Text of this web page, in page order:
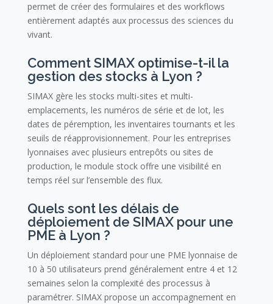
permet de créer des formulaires et des workflows
entièrement adaptés aux processus des sciences du
vivant.
Comment SIMAX optimise-t-il la
gestion des stocks à Lyon ?
SIMAX gère les stocks multi-sites et multi-
emplacements, les numéros de série et de lot, les
dates de péremption, les inventaires tournants et les
seuils de réapprovisionnement. Pour les entreprises
lyonnaises avec plusieurs entrepôts ou sites de
production, le module stock offre une visibilité en
temps réel sur l’ensemble des flux.
Quels sont les délais de
déploiement de SIMAX pour une
PME à Lyon ?
Un déploiement standard pour une PME lyonnaise de
10 à 50 utilisateurs prend généralement entre 4 et 12
semaines selon la complexité des processus à
paramétrer. SIMAX propose un accompagnement en